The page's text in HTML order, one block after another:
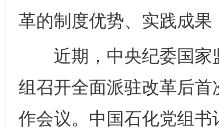
革的制度优势、实践成果
近期，中央纪委国家
组召开全面派驻改革后
作会议。中国石化党组